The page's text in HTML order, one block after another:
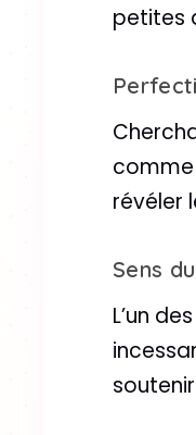
petites
révéler
Sens
L’un